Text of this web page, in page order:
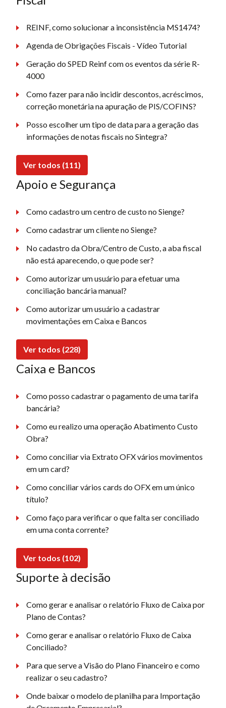
REINF, como solucionar a inconsistência MS1474?
Agenda de Obrigações Fiscais - Vídeo Tutorial
Geração do SPED Reinf com os eventos da série R-
4000
Como fazer para não incidir descontos, acréscimos,
correção monetária na apuração de PIS/COFINS?
Posso escolher um tipo de data para a geração das
informações de notas fiscais no Sintegra?
Ver todos (111)
Apoio e Segurança
Como cadastro um centro de custo no Sienge?
Como cadastrar um cliente no Sienge?
No cadastro da Obra/Centro de Custo, a aba fiscal
não está aparecendo, o que pode ser?
Como autorizar um usuário para efetuar uma
conciliação bancária manual?
Como autorizar um usuário a cadastrar
movimentações em Caixa e Bancos
Ver todos (228)
Caixa e Bancos
Como posso cadastrar o pagamento de uma tarifa
bancária?
Como eu realizo uma operação Abatimento Custo
Obra?
Como conciliar via Extrato OFX vários movimentos
em um card?
Como conciliar vários cards do OFX em um único
título?
Como faço para verificar o que falta ser conciliado
em uma conta corrente?
Ver todos (102)
Suporte à decisão
Como gerar e analisar o relatório Fluxo de Caixa por
Plano de Contas?
Como gerar e analisar o relatório Fluxo de Caixa
Conciliado?
Para que serve a Visão do Plano Financeiro e como
realizar o seu cadastro?
Onde baixar o modelo de planilha para Importação